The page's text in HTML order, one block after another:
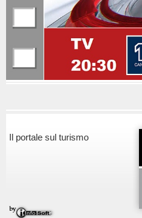
Il portale sul turismo